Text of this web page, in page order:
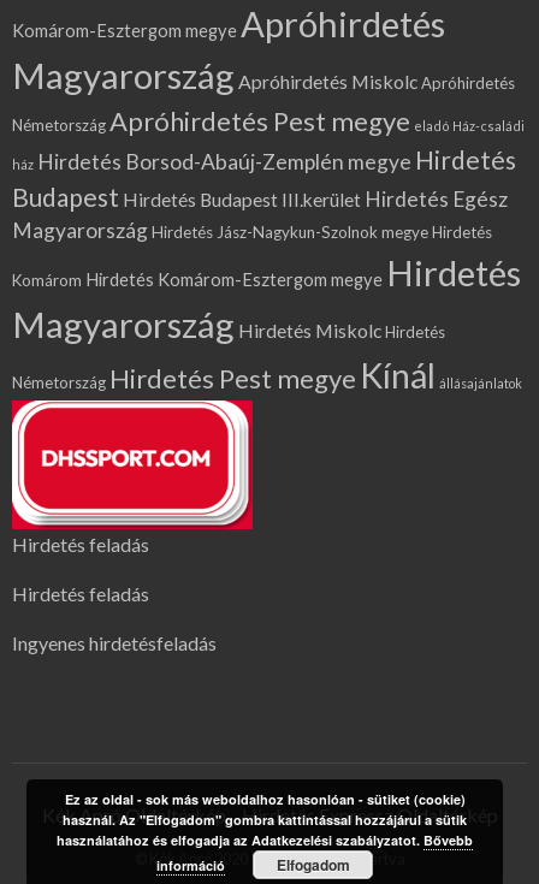
Komárom-Esztergom megye Apróhirdetés
Magyarország Apróhirdetés MiskolcApróhirdetés
NémetországApróhirdetés Pest megye eladó Ház-családi
ház Hirdetés Borsod-Abaúj-Zemplén megye Hirdetés
Budapest Hirdetés Budapest III.kerület Hirdetés Egész
MagyarországHirdetés Jász-Nagykun-Szolnok megyeHirdetés
Komárom Hirdetés Komárom-Esztergom megye Hirdetés
Magyarország Hirdetés MiskolcHirdetés
Németország Hirdetés Pest megye Kínál állásajánlatok
Hirdetés feladás
Hirdetés feladás
Ingyenes hirdetésfeladás
Kék Apró Oldaltérkép Hirdetés Expressz Oldaltérkép
© Kék Apró 2020 | Minden jog fenntartva
Ez az oldal - sok más weboldalhoz hasonlóan - sütiket (cookie)
használ. Az "Elfogadom" gombra kattintással hozzájárul a sütik
használatához és elfogadja az Adatkezelési szabályzatot.Bővebb
információ
Elfogadom